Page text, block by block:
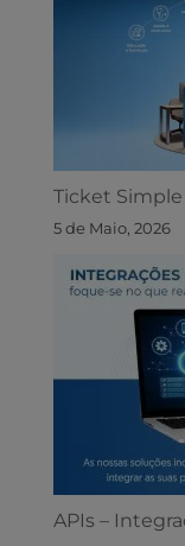
Ticket Simple
5 de Maio, 2026
APIs –